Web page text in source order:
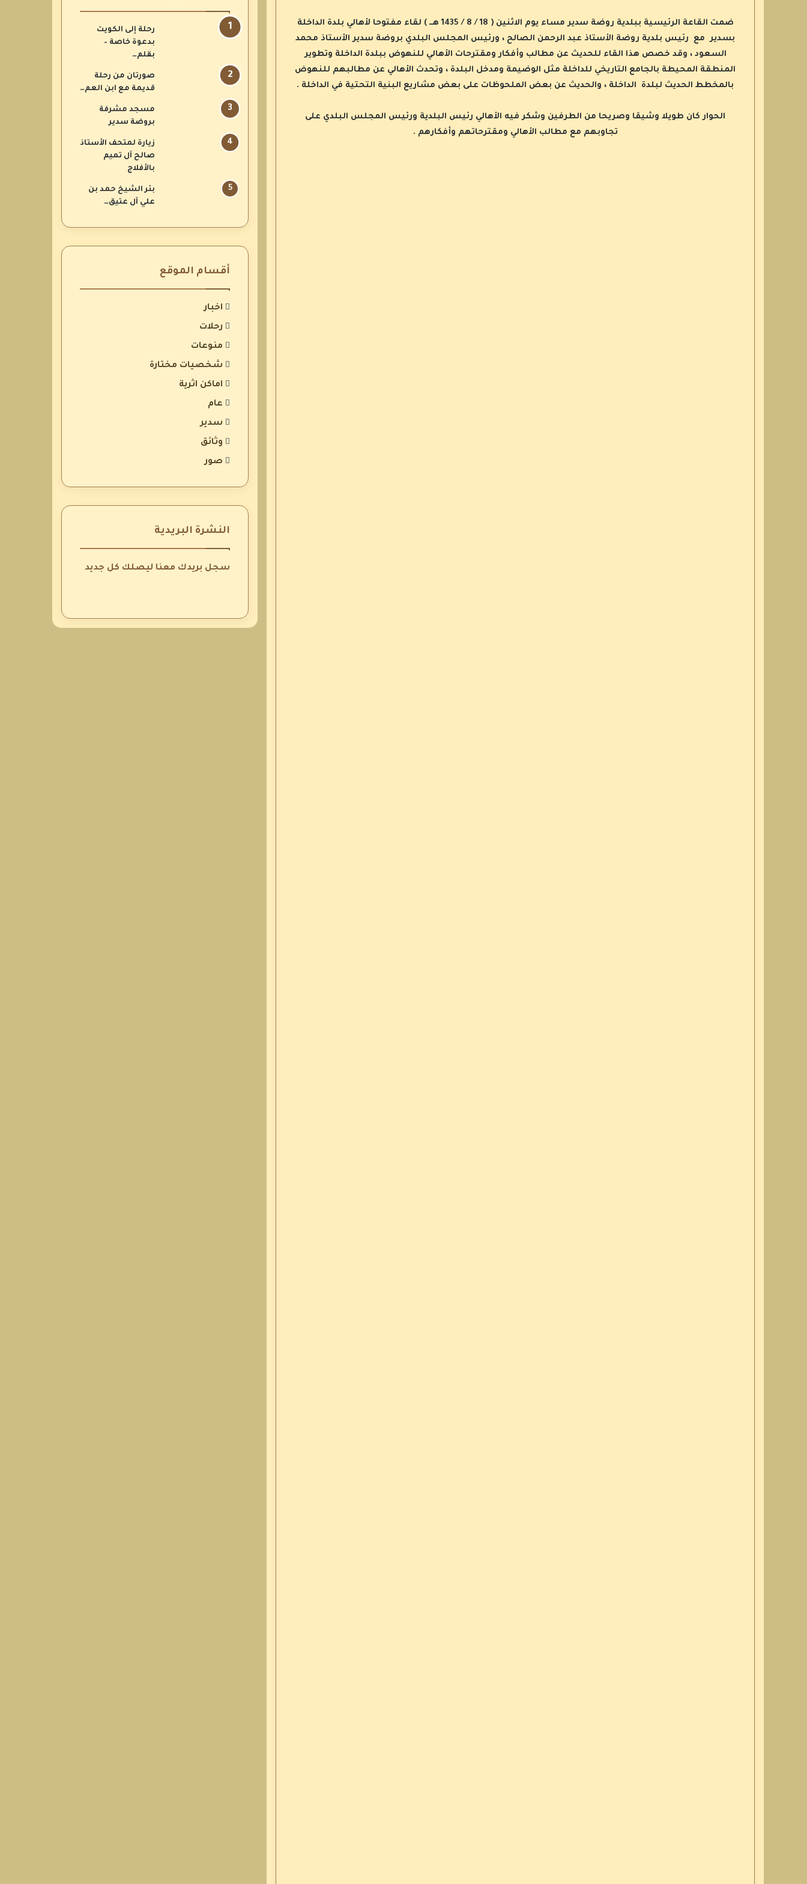
ضمت القاعة الرئيسية ببلدية روضة سدير مساء يوم الاثنين ( 18 / 8 / 1435 هــ ) لقاء مفتوحا لأهالي بلدة الداخلة
بسدير مع رئيس بلدية روضة الأستاذ عبد الرحمن الصالح ، ورئيس المجلس البلدي بروضة سدير الأستاذ محمد
السعود ، وقد خصص هذا القاء للحديث عن مطالب وأفكار ومقترحات الأهالي للنهوض ببلدة الداخلة وتطوير
المنطقة المحيطة بالجامع التاريخي للداخلة مثل الوضيمة ومدخل البلدة ، وتحدث الأهالي عن مطالبهم للنهوض
بالمخطط الحديث لبلدة الداخلة ، والحديث عن بعض الملحوظات على بعض مشاريع البنية التحتية في الداخلة .
الحوار كان طويلا وشيقا وصريحا من الطرفين وشكر فيه الأهالي رئيس البلدية ورئيس المجلس البلدي على
تجاوبهم مع مطالب الأهالي ومقترحاتهم وأفكارهم .
رحلة إلى الكويت
بدعوة خاصة –
بقلم…
صورتان من رحلة
قديمة مع ابن العم…
مسجد مشرفة
بروضة سدير
زيارة لمتحف الأستاذ
صالح آل تميم
بالأفلاج
بئر الشيخ حمد بن
علي آل عتيق…
أقسام الموقع
اخبار
رحلات
منوعات
شخصيات مختارة
اماكن اثرية
عام
سدير
وثائق
صور
النشرة البريدية
سجل بريدك معنا ليصلك كل جديد